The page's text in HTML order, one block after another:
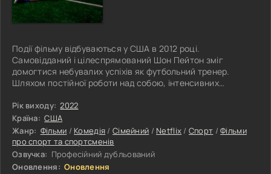
Події фільму відбуваються у США в 2012 році.
Самовідданий і цілеспрямований Шон Пейтон зміг
домогтися небувалих успіхів як футбольний тренер.
Шляхом постійної роботи над собою, інтенсивних
керівництва іменитого клубу "New Orleans Saints", куди
його запрошують на посаду педагога. Пейтон допомагає
гравцям команди вигравати змагання, отримувати
престижні футбольні нагороди. Але, при цьому, його
нездатність спілкуватися з підступними
Рік виходу: 2022
Країна: США
Жанр: Фільми / Комедія /Сімейний / Netflix / Спорт /Фільми
про спорт та спортсменів
Озвучка: Професійний дубльований
Оновлення: Оновлення